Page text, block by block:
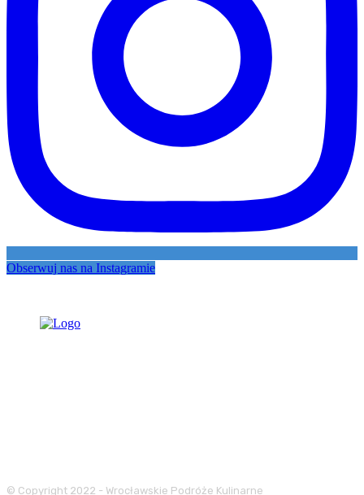
Obserwuj nas na Instagramie
© Copyright 2022 - Wrocławskie Podróże Kulinarne